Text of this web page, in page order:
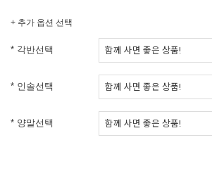
+ 추가 옵션 선택
* 각반선택
* 인솔선택
* 양말선택